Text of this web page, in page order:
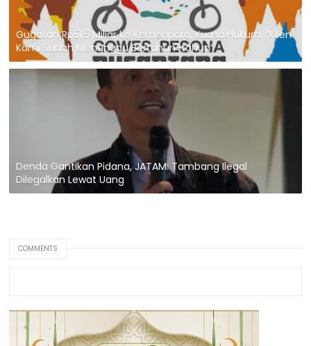
Gugatan Rp51,5 Miliar ke Kemenpora, Kuasa Hukum: “Klien
Kami Sudah Menunggu Bertahun-tahun”
Denda Gantikan Pidana, JATAM: Tambang Ilegal
Dilegalkan Lewat Uang
COMMENTS